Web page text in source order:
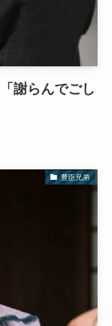
謝らんでごし
豊臣兄弟